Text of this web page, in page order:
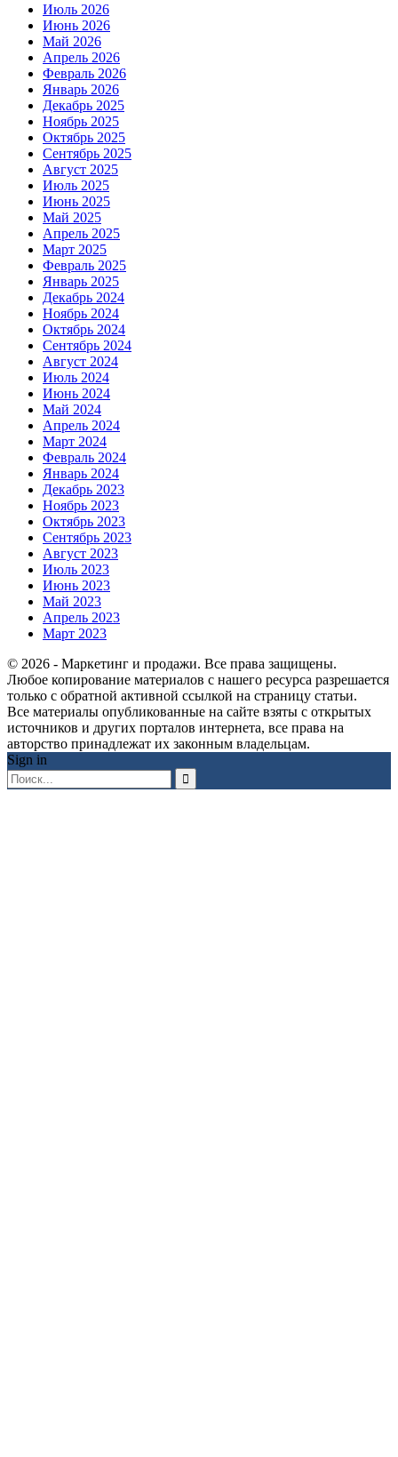
Июль 2026
Июнь 2026
Май 2026
Апрель 2026
Февраль 2026
Январь 2026
Декабрь 2025
Ноябрь 2025
Октябрь 2025
Сентябрь 2025
Август 2025
Июль 2025
Июнь 2025
Май 2025
Апрель 2025
Март 2025
Февраль 2025
Январь 2025
Декабрь 2024
Ноябрь 2024
Октябрь 2024
Сентябрь 2024
Август 2024
Июль 2024
Июнь 2024
Май 2024
Апрель 2024
Март 2024
Февраль 2024
Январь 2024
Декабрь 2023
Ноябрь 2023
Октябрь 2023
Сентябрь 2023
Август 2023
Июль 2023
Июнь 2023
Май 2023
Апрель 2023
Март 2023
© 2026 - Маркетинг и продажи. Все права защищены.
Любое копирование материалов с нашего ресурса разрешается
только с обратной активной ссылкой на страницу статьи.
Все материалы опубликованные на сайте взяты с открытых
источников и других порталов интернета, все права на
авторство принадлежат их законным владельцам.
Sign in